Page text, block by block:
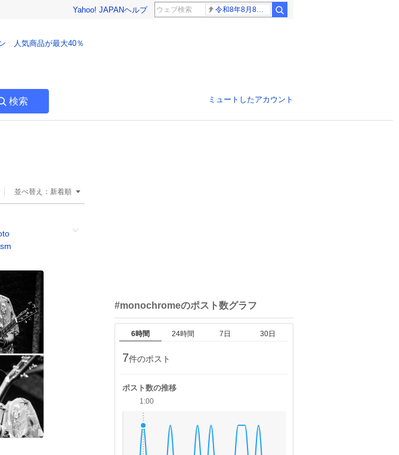
Yahoo! JAPANヘルプ 令和8年8月8日8時8分
人気商品が最大40％
検索 ミュートしたアカウント
並べ替え： 新着順
#monochromeのポスト数グラフ
6時間 24時間 7日 30日
7件のポスト
ポスト数の推移
1:00